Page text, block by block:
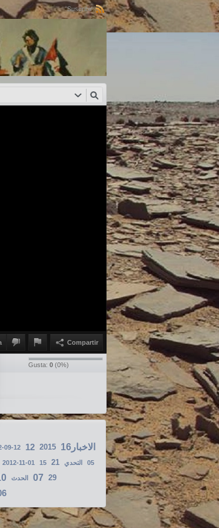
Suscribir:
Compartir
Gusta: 0 (0%)
09-12 12 2015 الاخبار16
2012-11-01 15 21 التحدي 05
الحدث 07 29